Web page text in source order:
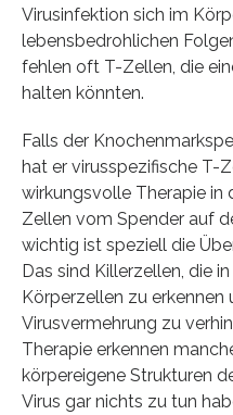
Virusinfektion sich im
lebensbedrohlichen
fehlen oft T-Zellen, die
halten könnten.
Falls der
hat er virusspezifische T-
wirkungsvolle Therapie in
Zellen vom Spender auf
wichtig ist speziell die
Das sind Killerzellen, die
Körperzellen zu
Virusvermehrung zu
Therapie erkennen
körpereigene Strukturen
Virus gar nichts zu tun